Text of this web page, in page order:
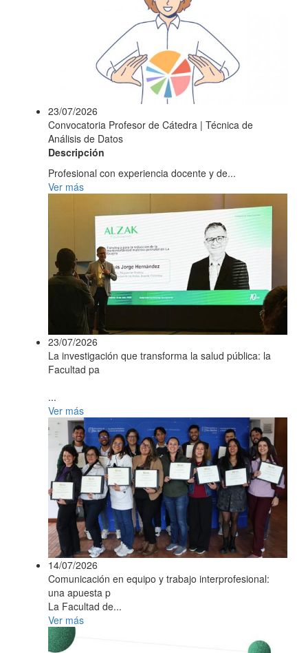
23/07/2026
Convocatoria Profesor de Cátedra | Técnica de
Análisis de Datos
Descripción
Profesional con experiencia docente y de...
Ver más
23/07/2026
La investigación que transforma la salud pública: la
Facultad pa
...
Ver más
14/07/2026
Comunicación en equipo y trabajo interprofesional:
una apuesta p
La Facultad de...
Ver más